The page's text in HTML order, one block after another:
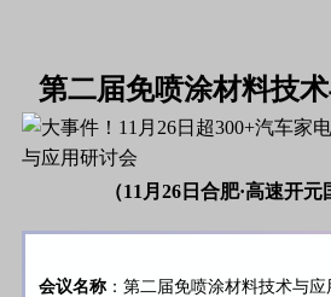
第二届免喷涂材料技
（11月26日合肥·高速开元
会议名称 ：第二届免喷涂材料技术与